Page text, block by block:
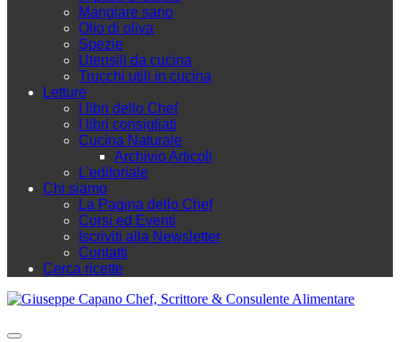
Mangiare sano
Olio di oliva
Spezie
Utensili da cucina
Trucchi utili in cucina
Letture
I libri dello Chef
I libri consigliati
Cucina Naturale
Archivio Articoli
L'editoriale
Chi siamo
La Pagina dello Chef
Corsi ed Eventi
Iscriviti alla Newsletter
Contatti
Cerca ricette